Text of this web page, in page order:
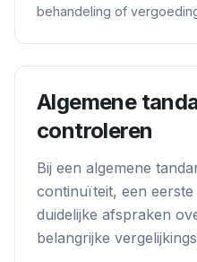
behandeling of
Algemene
controleren
Bij een algemene
continuïteit, een
duidelijke afspraken
belangrijke